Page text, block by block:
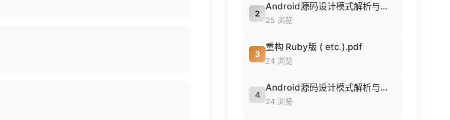
2
Android源码设计模式解析与实战 (何红辉，关爱民著, 何红辉, 关爱民著, 何红辉, 关爱民).pdf
25 浏览
3
重构 Ruby版 ( etc.).pdf
24 浏览
4
Android源码设计模式解析与实战 (何红辉，关爱民著, 何红辉, 关爱民著, 何红辉, 关爱民).pdf
24 浏览